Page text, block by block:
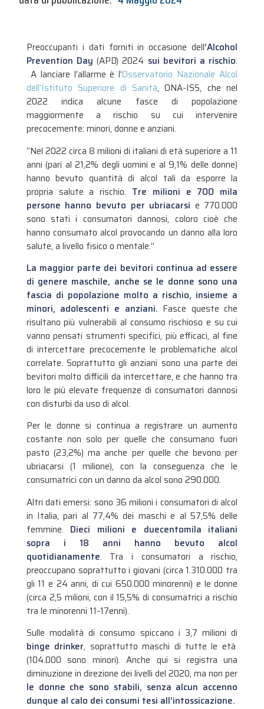
Preoccupanti i dati forniti in occasione dell‘Alcohol
Prevention Day (APD) 2024 sui bevitori a rischio.
A lanciare l’allarme è l’Osservatorio Nazionale Alcol
dell’Istituto Superiore di Sanità, ONA-ISS, che nel
2022 indica alcune fasce di popolazione
maggiormente a rischio su cui intervenire
precocemente: minori, donne e anziani.
“Nel 2022 circa 8 milioni di italiani di età superiore a 11
anni (pari al 21,2% degli uomini e al 9,1% delle donne)
hanno bevuto quantità di alcol tali da esporre la
propria salute a rischio. Tre milioni e 700 mila
persone hanno bevuto per ubriacarsi e 770.000
sono stati i consumatori dannosi, coloro cioè che
hanno consumato alcol provocando un danno alla loro
salute, a livello fisico o mentale.”
La maggior parte dei bevitori continua ad essere
di genere maschile, anche se le donne sono una
fascia di popolazione molto a rischio, insieme a
minori, adolescenti e anziani. Fasce queste che
risultano più vulnerabili al consumo rischioso e su cui
vanno pensati strumenti specifici, più efficaci, al fine
di intercettare precocemente le problematiche alcol
correlate. Soprattutto gli anziani sono una parte dei
bevitori molto difficili da intercettare, e che hanno tra
loro le più elevate frequenze di consumatori dannosi
con disturbi da uso di alcol.
Per le donne si continua a registrare un aumento
costante non solo per quelle che consumano fuori
pasto (23,2%) ma anche per quelle che bevono per
ubriacarsi (1 milione), con la conseguenza che le
consumatrici con un danno da alcol sono 290.000.
Altri dati emersi: sono 36 milioni i consumatori di alcol
in Italia, pari al 77,4% dei maschi e al 57,5% delle
femmine. Dieci milioni e duecentomila italiani
sopra i 18 anni hanno
bevuto alcol
quotidianamente. Tra i consumatori a rischio,
preoccupano soprattutto i giovani (circa 1.310.000 tra
gli 11 e 24 anni, di cui 650.000 minorenni) e le donne
(circa 2,5 milioni, con il 15,5% di consumatrici a rischio
tra le minorenni 11-17enni).
Sulle modalità di consumo spiccano i 3,7 milioni di
binge drinker, soprattutto maschi di tutte le età
(104.000 sono minori). Anche qui si registra una
diminuzione in direzione dei livelli del 2020, ma non per
le donne che sono stabili, senza alcun accenno
dunque al calo dei consumi tesi all’intossicazione.